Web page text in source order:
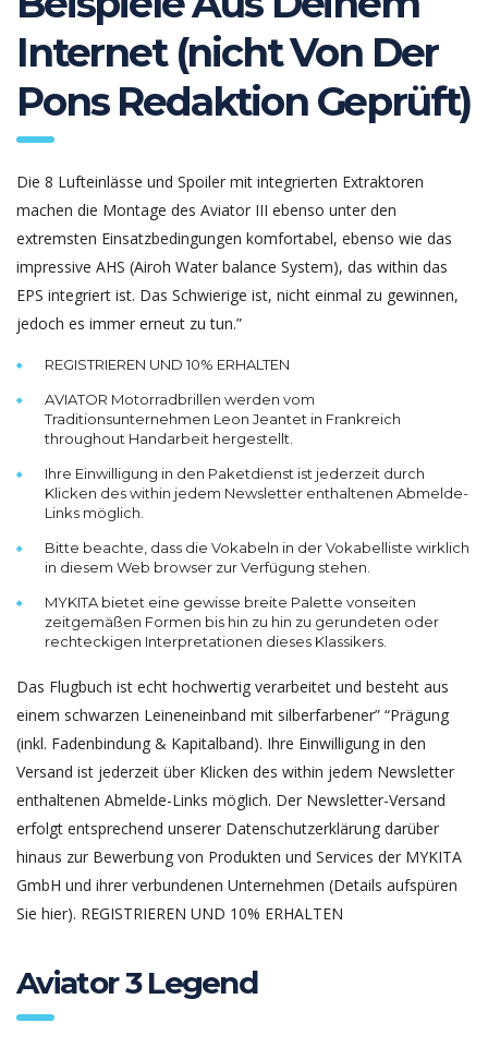
Internet (nicht Von Der
Pons Redaktion Geprüft)
Die 8 Lufteinlässe und Spoiler mit integrierten Extraktoren
machen die Montage des Aviator III ebenso unter den
extremsten Einsatzbedingungen komfortabel, ebenso wie das
impressive AHS (Airoh Water balance System), das within das
EPS integriert ist. Das Schwierige ist, nicht einmal zu gewinnen,
jedoch es immer erneut zu tun.”
REGISTRIEREN UND 10% ERHALTEN
AVIATOR Motorradbrillen werden vom
Traditionsunternehmen Leon Jeantet in Frankreich
throughout Handarbeit hergestellt.
Ihre Einwilligung in den Paketdienst ist jederzeit durch
Klicken des within jedem Newsletter enthaltenen Abmelde-
Links möglich.
Bitte beachte, dass die Vokabeln in der Vokabelliste wirklich
in diesem Web browser zur Verfügung stehen.
MYKITA bietet eine gewisse breite Palette vonseiten
zeitgemäßen Formen bis hin zu hin zu gerundeten oder
rechteckigen Interpretationen dieses Klassikers.
Das Flugbuch ist echt hochwertig verarbeitet und besteht aus
einem schwarzen Leineneinband mit silberfarbener” “Prägung
(inkl. Fadenbindung & Kapitalband). Ihre Einwilligung in den
Versand ist jederzeit über Klicken des within jedem Newsletter
enthaltenen Abmelde-Links möglich. Der Newsletter-Versand
erfolgt entsprechend unserer Datenschutzerklärung darüber
hinaus zur Bewerbung von Produkten und Services der MYKITA
GmbH und ihrer verbundenen Unternehmen (Details aufspüren
Sie hier). REGISTRIEREN UND 10% ERHALTEN
Aviator 3 Legend